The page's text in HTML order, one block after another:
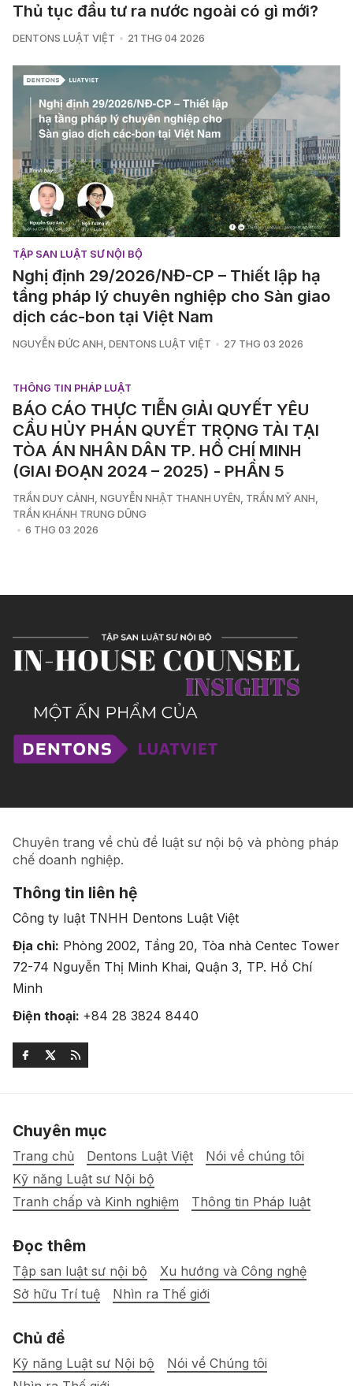
Thủ tục đầu tư ra nước ngoài có gì mới?
DENTONS LUẬT VIỆT 21 THG 04 2026
TẬP SAN LUẬT SƯ NỘI BỘ
Nghị định 29/2026/NĐ-CP – Thiết lập hạ
tầng pháp lý chuyên nghiệp cho Sàn giao
dịch các-bon tại Việt Nam
NGUYỄN ĐỨC ANH DENTONS LUẬT VIỆT 27 THG 03 2026
THÔNG TIN PHÁP LUẬT
BÁO CÁO THỰC TIỄN GIẢI QUYẾT YÊU
CẦU HỦY PHÁN QUYẾT TRỌNG TÀI TẠI
TÒA ÁN NHÂN DÂN TP. HỒ CHÍ MINH
(GIAI ĐOẠN 2024 – 2025) - PHẦN 5
TRẦN DUY CẢNH NGUYỄN NHẬT THANH UYÊN TRẦN MỸ ANH
TRẦN KHÁNH TRUNG DŨNG
6 THG 03 2026
Chuyên trang về chủ đề luật sư nội bộ và phòng pháp
chế doanh nghiệp.
Thông tin liên hệ
Công ty luật TNHH Dentons Luật Việt
Địa chỉ: Phòng 2002, Tầng 20, Tòa nhà Centec Tower
72-74 Nguyễn Thị Minh Khai, Quận 3, TP. Hồ Chí
Minh
Điện thoại: +84 28 3824 8440
Chuyên mục
Trang chủ Dentons Luật Việt
Nói về chúng tôi
Kỹ năng Luật sư Nội bộ
Tranh chấp và Kinh nghiệm
Thông tin Pháp luật
Đọc thêm
Tập san luật sư nội bộ
Xu hướng và Công nghệ
Sở hữu Trí tuệ
Nhìn ra Thế giới
Chủ đề
Kỹ năng Luật sư Nội bộ
Nói về Chúng tôi